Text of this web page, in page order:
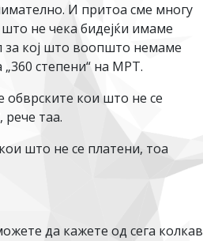
И притоа сме многу
не чека бидејќи имаме
за кој што воопшто немаме
степени“ на МРТ.
обврските кои што не се
таа.
што не се платени, тоа
да кажете од сега колкав